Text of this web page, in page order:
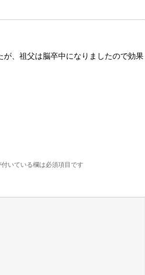
、祖父は脳卒中になりましたので効果
いている欄は必須項目です